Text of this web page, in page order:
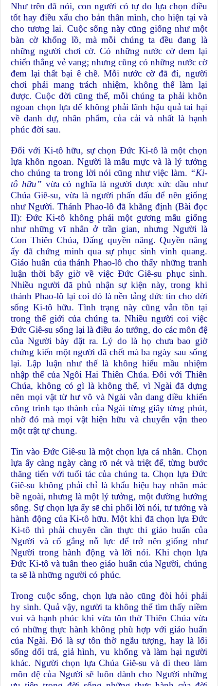
Như trên đã nói, con người có tự do lựa chọn điều
tốt hay điều xấu cho bản thân mình, cho hiện tại và
cho tương lai. Cuộc sống này cũng giống như một
bàn cờ khổng lồ, mà mỗi chúng ta đều đang là
những người chơi cờ. Có những nước cờ đem lại
chiến thắng vẻ vang; nhưng cũng có những nước cờ
đem lại thất bại ê chề. Mỗi nước cờ đã đi, người
chơi phải mang trách nhiệm, không thể làm lại
được. Cuộc đời cũng thế, mỗi chúng ta phải khôn
ngoan chọn lựa để không phải lãnh hậu quả tai hại
về danh dự, nhân phẩm, của cải và nhất là hạnh
phúc đời sau.
Đối với Ki-tô hữu, sự chọn Đức Ki-tô là một chọn
lựa khôn ngoan. Người là mẫu mực và là lý tưởng
cho chúng ta trong lời nói cũng như việc làm. “Ki-
tô hữu” vừa có nghĩa là người được xức dầu như
Chúa Giê-su, vừa là người phấn đấu để nên giống
như Người. Thánh Phao-lô đã khẳng định (Bài đọc
II): Đức Ki-tô không phải một gương mẫu giống
như những vĩ nhân ở trần gian, nhưng Người là
Con Thiên Chúa, Đấng quyền năng. Quyền năng
ấy đã chứng minh qua sự phục sinh vinh quang.
Giáo huấn của thánh Phao-lô cho thấy những tranh
luận thời bấy giờ về việc Đức Giê-su phục sinh.
Nhiều người đã phủ nhận sự kiện này, trong khi
thánh Phao-lô lại coi đó là nền tảng đức tin cho đời
sống Ki-tô hữu. Tình trạng này cũng vẫn tồn tại
trong thế giới của chúng ta. Nhiều người coi việc
Đức Giê-su sống lại là điều ảo tưởng, do các môn đệ
của Người bày đặt ra. Lý do là họ chưa bao giờ
chứng kiến một người đã chết mà ba ngày sau sống
lại. Lập luận như thế là không hiểu mầu nhiệm
nhập thể của Ngôi Hai Thiên Chúa. Đối với Thiên
Chúa, không có gì là không thể, vì Ngài đã dựng
nên mọi vật từ hư vô và Ngài vẫn đang điều khiển
công trình tạo thành của Ngài từng giây từng phút,
nhờ đó mà mọi vật hiện hữu và chuyển vận theo
một trật tự chung.
Tin vào Đức Giê-su là một chọn lựa cá nhân. Chọn
lựa ấy càng ngày càng rõ nét và triệt để, từng bước
thăng tiến với tuổi tác của chúng ta. Chọn lựa Đức
Giê-su không phải chỉ là khẩu hiệu hay nhãn mác
bề ngoài, nhưng là một lý tưởng, một đường hướng
sống. Sự chọn lựa ấy sẽ chi phối lời nói, tư tưởng và
hành động của Ki-tô hữu. Một khi đã chọn lựa Đức
Ki-tô thì phải chuyên cần thực thi giáo huấn của
Người và cố gắng nỗ lực để trở nên giống như
Người trong hành động và lời nói. Khi chọn lựa
Đức Ki-tô và tuân theo giáo huấn của Người, chúng
ta sẽ là những người có phúc.
Trong cuộc sống, chọn lựa nào cũng đòi hỏi phải
hy sinh. Quả vậy, người ta không thể tìm thấy niềm
vui và hạnh phúc khi vừa tôn thờ Thiên Chúa vừa
có những thực hành không phù hợp với giáo huấn
của Ngài. Đó là sự tôn thờ ngẫu tượng, hay là lối
sống dối trá, giả hình, vu khống và làm hại người
khác. Người chọn lựa Chúa Giê-su và đi theo làm
môn đệ của Người sẽ luôn dành cho Người những